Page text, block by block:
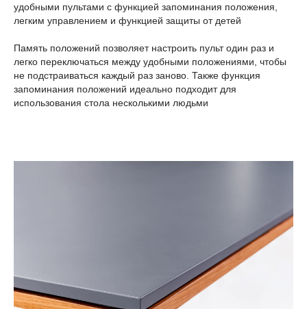
удобными пультами с функцией запоминания положения,
легким управлением и функцией защиты от детей
Память положений позволяет настроить пульт один раз и
легко переключаться между удобными положениями, чтобы
не подстраиваться каждый раз заново. Также функция
запоминания положений идеально подходит для
использования стола несколькими людьми